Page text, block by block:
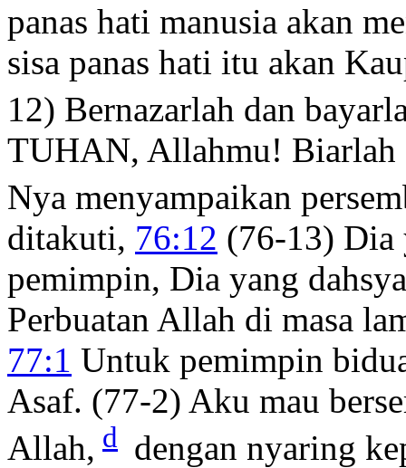
panas hati manusia akan
sisa panas hati itu akan
12) Bernazarlah dan
TUHAN, Allahmu! Biarlah
Nya menyampaikan
ditakuti, 76:12 (76-13) Dia
pemimpin, Dia yang
Perbuatan Allah di masa
77:1 Untuk pemimpin
Asaf. (77-2) Aku mau
Allah, d dengan nyaring